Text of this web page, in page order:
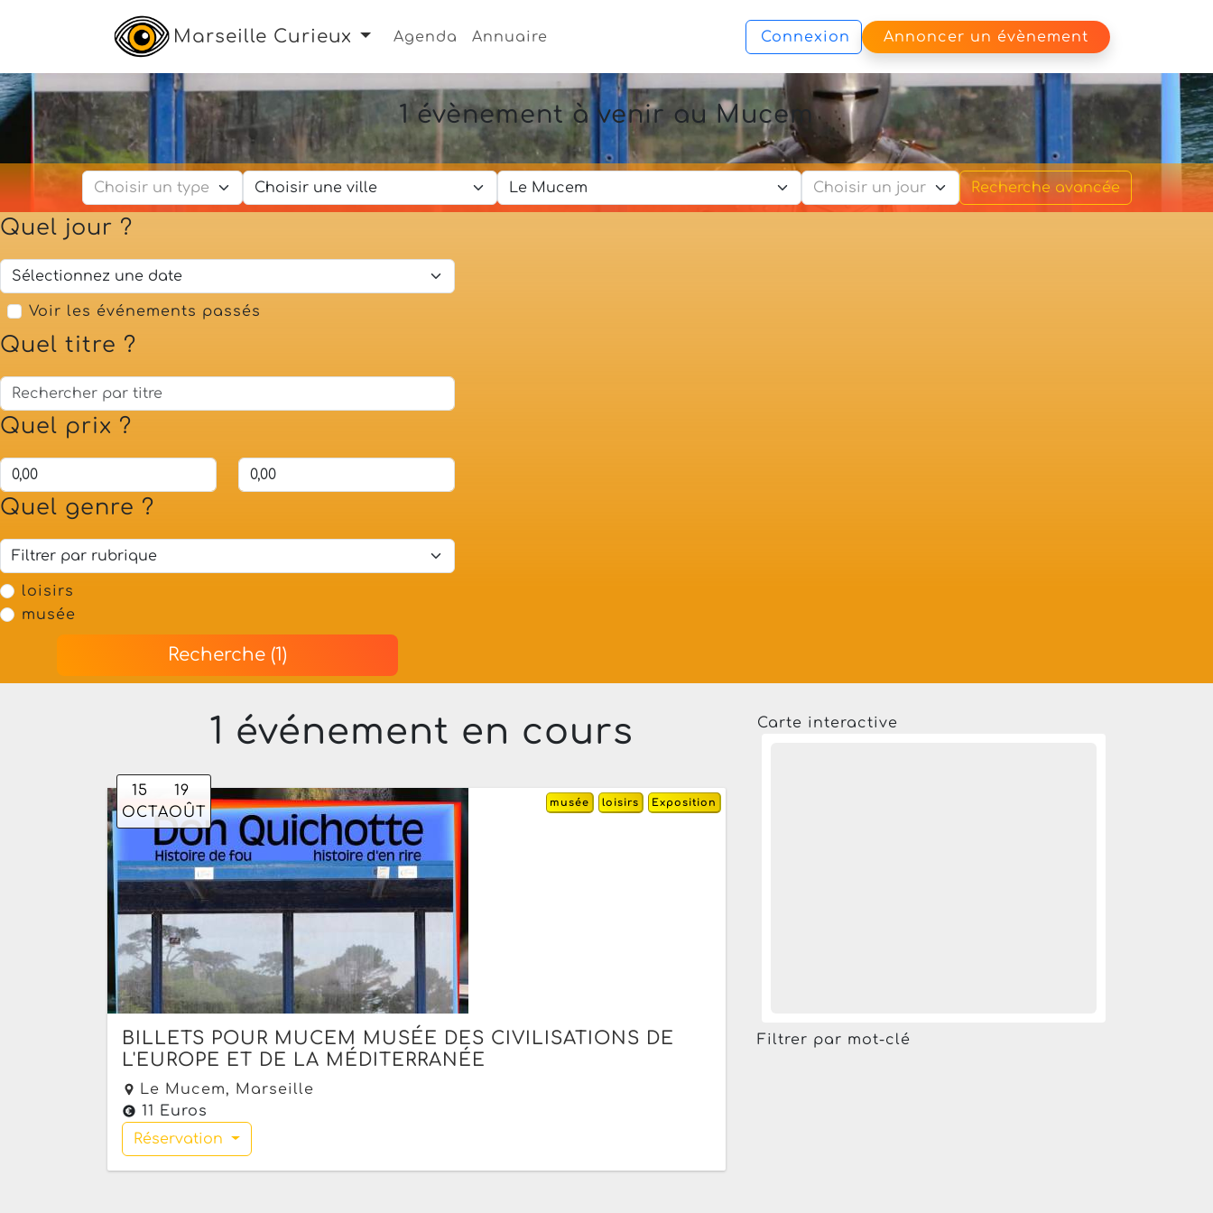
Marseille Curieux Agenda Annuaire Connexion Annoncer un évènement
1 évènement à venir au Mucem
Recherche avancée
Quel jour ?
Voir les événements passés
Quel titre ?
Quel prix ?
Quel genre ?
loisirs
musée
Recherche (1)
Carte interactive
Filtrer par mot-clé
1 événement en cours
15
OCT
19
AOÛT
Exposition
loisirs
musée
BILLETS POUR MUCEM MUSÉE DES CIVILISATIONS DE
L'EUROPE ET DE LA MÉDITERRANÉE
Le Mucem, Marseille
11 Euros
Réservation